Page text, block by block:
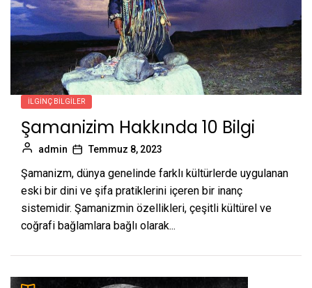
İLGINÇ BILGILER
Şamanizim Hakkında 10 Bilgi
admin Temmuz 8, 2023
Şamanizm, dünya genelinde farklı kültürlerde uygulanan
eski bir dini ve şifa pratiklerini içeren bir inanç
sistemidir. Şamanizmin özellikleri, çeşitli kültürel ve
coğrafi bağlamlara bağlı olarak...